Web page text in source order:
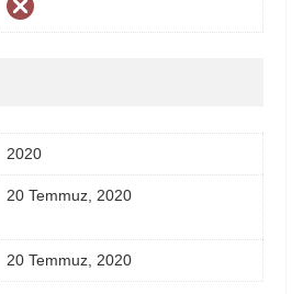
2020
20 Temmuz, 2020
20 Temmuz, 2020